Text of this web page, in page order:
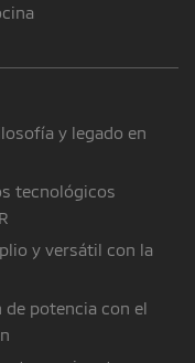
y legado en
tecnológicos
y versátil con la
potencia con el